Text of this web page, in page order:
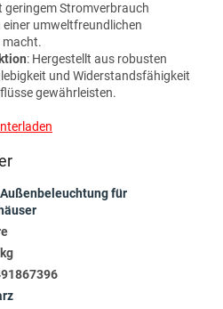
geringem Stromverbrauch
einer umweltfreundlichen
macht.
: Hergestellt aus robusten
und Widerstandsfähigkeit
gewährleisten.
für